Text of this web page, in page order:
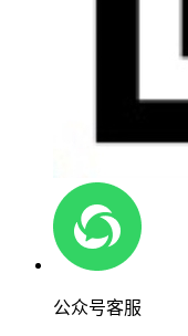
公众号客服